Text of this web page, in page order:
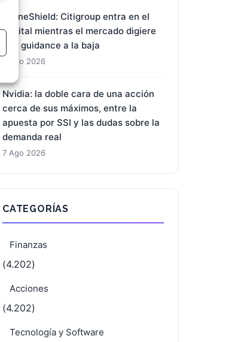
DroneShield: Citigroup entra en el
capital mientras el mercado digiere
una guidance a la baja
7 Ago 2026
Nvidia: la doble cara de una acción
cerca de sus máximos, entre la
apuesta por SSI y las dudas sobre la
demanda real
7 Ago 2026
CATEGORÍAS
Finanzas
(4.202)
Acciones
(4.202)
Tecnología y Software